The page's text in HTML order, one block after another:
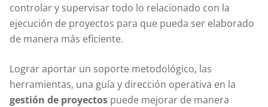
controlar y supervisar todo lo relacionado con la
ejecución de proyectos para que pueda ser elaborado
de manera más eficiente.
Lograr aportar un soporte metodológico, las
herramientas, una guía y dirección operativa en la
gestión de proyectos puede mejorar de manera